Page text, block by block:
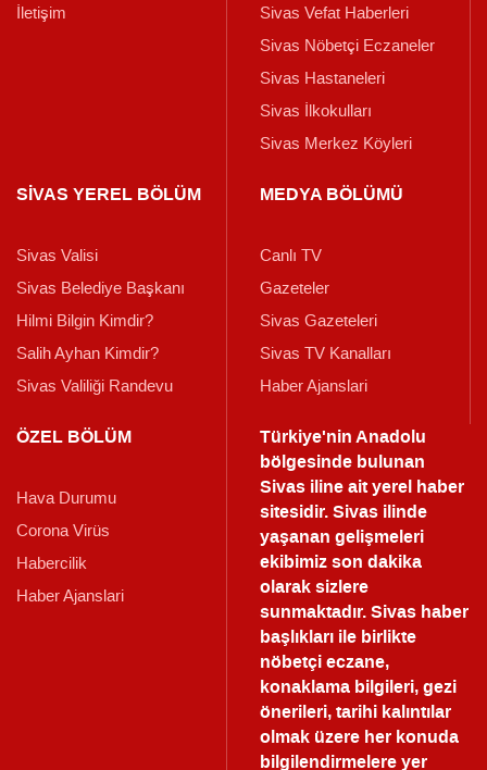
İletişim
Sivas Vefat Haberleri
Sivas Nöbetçi Eczaneler
Sivas Hastaneleri
Sivas İlkokulları
Sivas Merkez Köyleri
SİVAS YEREL BÖLÜM
Sivas Valisi
Sivas Belediye Başkanı
Hilmi Bilgin Kimdir?
Salih Ayhan Kimdir?
Sivas Valiliği Randevu
MEDYA BÖLÜMÜ
Canlı TV
Gazeteler
Sivas Gazeteleri
Sivas TV Kanalları
Haber Ajanslari
ÖZEL BÖLÜM
Hava Durumu
Corona Virüs
Habercilik
Haber Ajanslari
Türkiye'nin Anadolu
bölgesinde bulunan
Sivas iline ait yerel haber
sitesidir. Sivas ilinde
yaşanan gelişmeleri
ekibimiz son dakika
olarak sizlere
sunmaktadır.Sivas haber
başlıkları ile birlikte
nöbetçi eczane,
konaklama bilgileri, gezi
önerileri, tarihi kalıntılar
olmak üzere her konuda
bilgilendirmelere yer